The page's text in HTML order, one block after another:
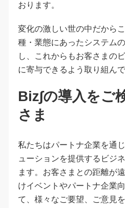
おります。
変化の激しい世の中だから
種・業態にあったシステム
し、これからもお客さまの
に寄与できるよう取り組ん
Biz∫の導入をご
さま
私たちはパートナ企業を通
ューションを提供するビジ
ます。お客さまとの距離が
けイベントやパートナ企業
て、様々なご要望、ご意見